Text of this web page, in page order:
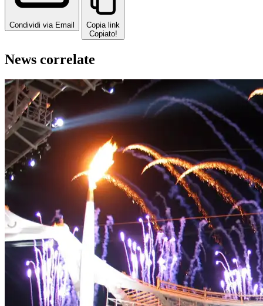
Condividi via Email
Copia link
Copiato!
News correlate